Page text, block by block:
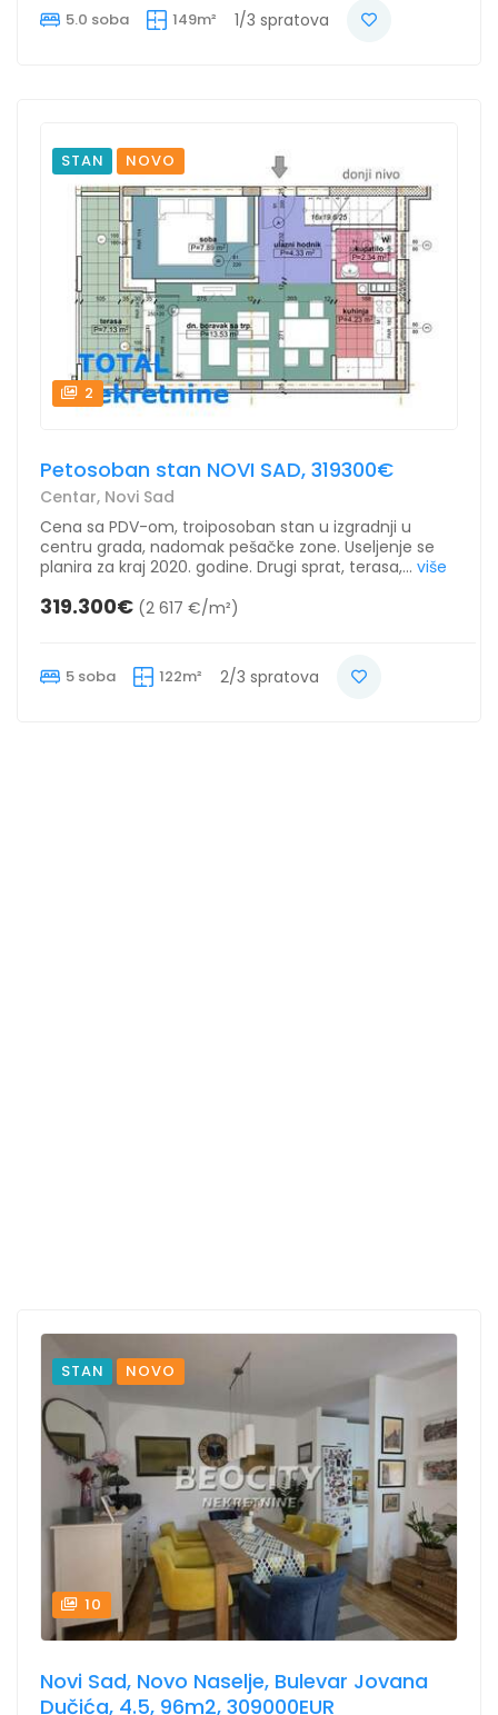
5.0 soba 149m² 1/3 spratova
STAN NOVO
2
Petosoban stan NOVI SAD, 319300€
Centar, Novi Sad
Cena sa PDV-om, troiposoban stan u izgradnji u
centru grada, nadomak pešačke zone. Useljenje se
planira za kraj 2020. godine. Drugi sprat, terasa,... više
319.300€ (2 617 €/m²)
5 soba 122m² 2/3 spratova
STAN NOVO
10
Novi Sad, Novo Naselje, Bulevar Jovana
Dučića, 4.5, 96m2, 309000EUR